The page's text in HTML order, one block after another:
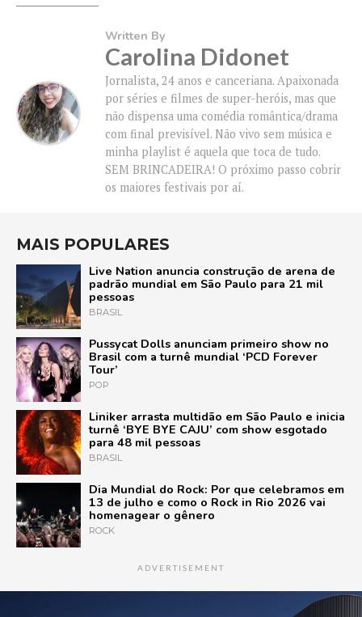
Written By
Carolina Didonet
Jornalista, 24 anos e canceriana. Apaixonada
por séries e filmes de super-heróis, mas que
não dispensa uma comédia romântica/drama
com final previsível. Não vivo sem música e
minha playlist é aquela que toca de tudo.
SEM BRINCADEIRA! O próximo passo cobrir
os maiores festivais por aí.
MAIS POPULARES
Live Nation anuncia construção de arena de
padrão mundial em São Paulo para 21 mil
pessoas
BRASIL
Pussycat Dolls anunciam primeiro show no
Brasil com a turnê mundial ‘PCD Forever
Tour’
POP
Liniker arrasta multidão em São Paulo e inicia
turnê ‘BYE BYE CAJU’ com show esgotado
para 48 mil pessoas
BRASIL
Dia Mundial do Rock: Por que celebramos em
13 de julho e como o Rock in Rio 2026 vai
homenagear o gênero
ROCK
ADVERTISEMENT